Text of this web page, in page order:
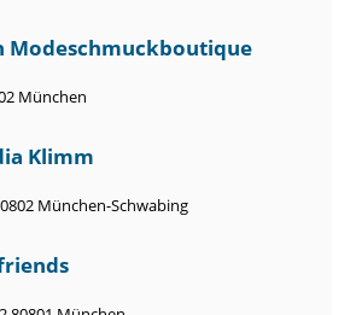
Modeschmuckboutique
München
Klimm
München-Schwabing